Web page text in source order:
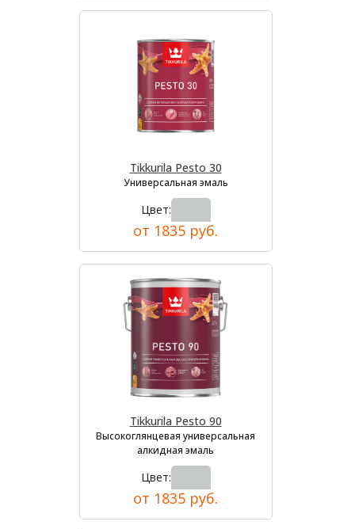
Tikkurila Pesto 30
Универсальная эмаль
Цвет:
от 1835 руб.
Tikkurila Pesto 90
Высокоглянцевая универсальная
алкидная эмаль
Цвет:
от 1835 руб.